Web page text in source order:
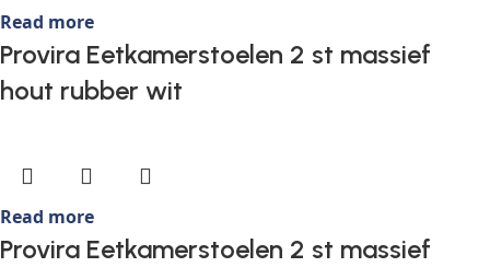
Read more
Provira Eetkamerstoelen 2 st massief
hout rubber wit
Read more
Provira Eetkamerstoelen 2 st massief